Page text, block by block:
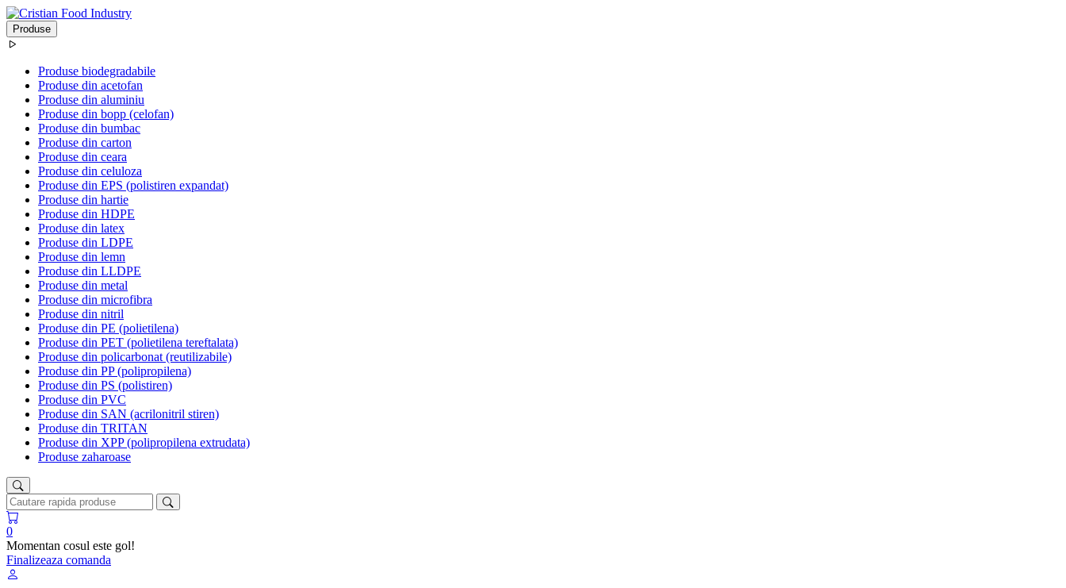
Produse
Produse biodegradabile
Produse din acetofan
Produse din aluminiu
Produse din bopp (celofan)
Produse din bumbac
Produse din carton
Produse din ceara
Produse din celuloza
Produse din EPS (polistiren expandat)
Produse din hartie
Produse din HDPE
Produse din latex
Produse din LDPE
Produse din lemn
Produse din LLDPE
Produse din metal
Produse din microfibra
Produse din nitril
Produse din PE (polietilena)
Produse din PET (polietilena tereftalata)
Produse din policarbonat (reutilizabile)
Produse din PP (polipropilena)
Produse din PS (polistiren)
Produse din PVC
Produse din SAN (acrilonitril stiren)
Produse din TRITAN
Produse din XPP (polipropilena extrudata)
Produse zaharoase
0
Momentan cosul este gol!
Finalizeaza comanda